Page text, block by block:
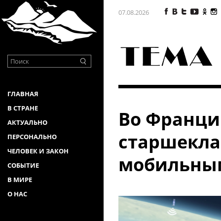
ГЛАВНАЯ
В СТРАНЕ
АКТУАЛЬНО
ПЕРСОНАЛЬНО
ЧЕЛОВЕК И ЗАКОН
СОБЫТИЕ
В МИРЕ
О НАС
07.08.2026
Во